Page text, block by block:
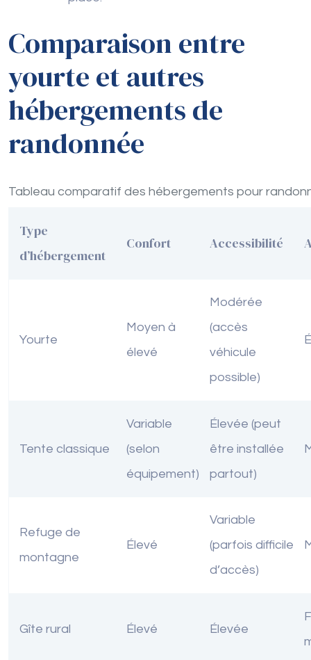
Comparaison entre
yourte et autres
hébergements de
randonnée
Tableau comparatif des hébergements pour
Type
d’hébergement
Confort Accessibilité
Yourte
Moyen à
élevé
Modérée
(accès
véhicule
possible)
Tente classique
Variable
(selon
équipement)
Élevée (peut
être installée
partout)
Refuge de
montagne
Élevé
Variable
(parfois difficile
d’accès)
Gîte rural Élevé Élevée